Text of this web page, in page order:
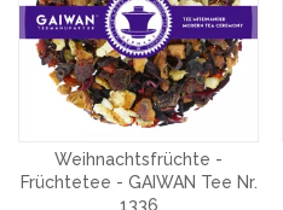
Weihnachtsfrüchte -
Früchtetee - GAIWAN Tee Nr.
1336